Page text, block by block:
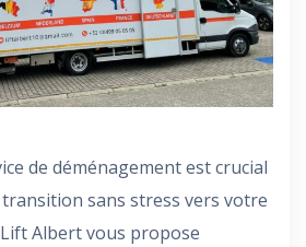
de déménagement est crucial
sans stress vers votre
Albert vous propose